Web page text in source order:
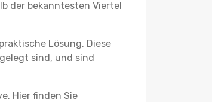
der bekanntesten Viertel
Lösung. Diese
sind, und sind
Hier finden Sie